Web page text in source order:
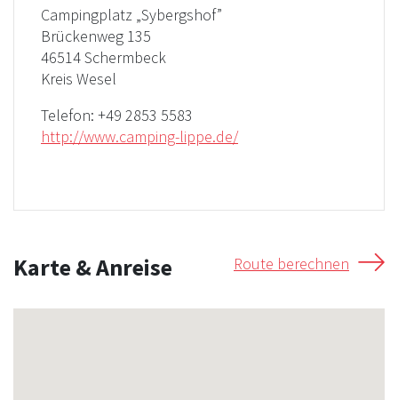
Campingplatz „Sybergshof”
Brückenweg 135
46514 Schermbeck
Kreis Wesel
Telefon: +49 2853 5583
http://www.camping-lippe.de/
Karte & Anreise Route berechnen